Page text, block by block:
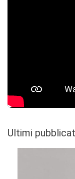
Ultimi